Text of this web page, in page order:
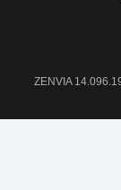
ZENVIA